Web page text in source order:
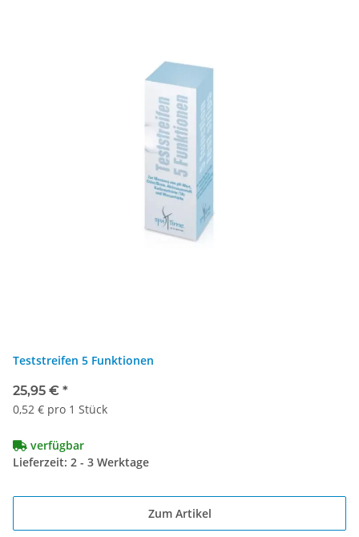
Teststreifen 5 Funktionen
25,95 € *
0,52 € pro 1 Stück
verfügbar
Lieferzeit: 2 - 3 Werktage
Zum Artikel